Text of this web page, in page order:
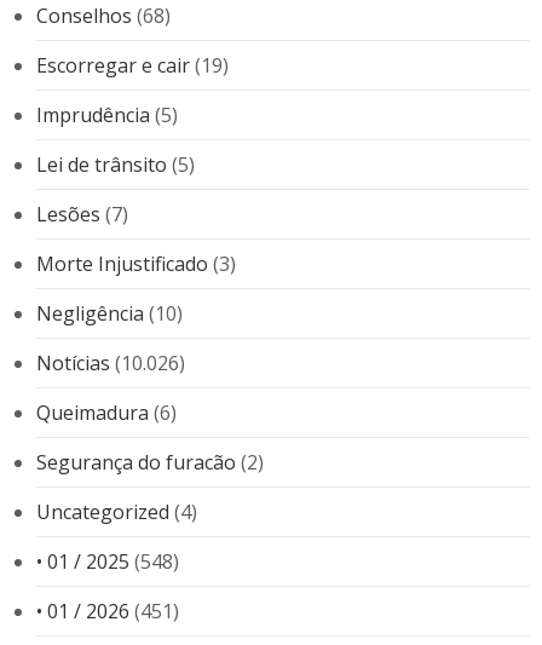
Conselhos (68)
Escorregar e cair(19)
Imprudência (5)
Lei de trânsito (5)
Lesões (7)
Morte Injustificado (3)
Negligência (10)
Notícias (10.026)
Queimadura (6)
Segurança do furacão (2)
Uncategorized (4)
• 01 / 2025 (548)
• 01 / 2026 (451)